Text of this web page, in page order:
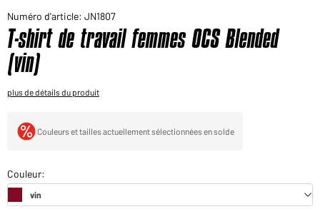
Numéro d'article: JN1807
T-shirt de travail femmes OCS Blended
(vin)
plus de détails du produit
Couleurs et tailles actuellement sélectionnées en solde